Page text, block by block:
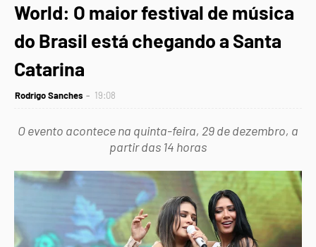
World: O maior festival de música
do Brasil está chegando a Santa
Catarina
Rodrigo Sanches 19:08
O evento acontece na quinta-feira, 29 de dezembro, a
partir das 14 horas